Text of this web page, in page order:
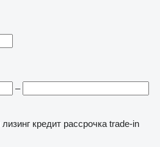
–
лизинг кредит рассрочка trade-in